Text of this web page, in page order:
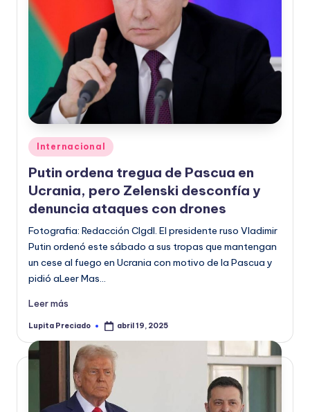
Publicado
en
Internacional
Putin ordena tregua de Pascua en
Ucrania, pero Zelenski desconfía y
denuncia ataques con drones
Fotografia: Redacción CIgdl. El presidente ruso Vladimir
Putin ordenó este sábado a sus tropas que mantengan
un cese al fuego en Ucrania con motivo de la Pascua y
pidió aLeer Mas…
Leer más
Publicado
Lupita Preciado abril 19, 2025